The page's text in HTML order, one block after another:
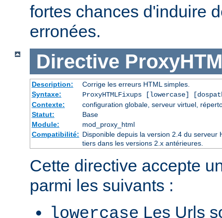
fortes chances d'induire
erronées.
Directive
Description:
Corrige les erreurs HTML simples.
Syntaxe:
ProxyHTMLFixups [lowercase]
Contexte:
configuration globale, serveur virtuel,
Statut:
Base
Module:
mod_proxy_html
Compatibilité: Disponible depuis la version 2.4 du serveur
tiers dans les versions 2.x antérieures.
Cette directive accepte
parmi les suivants :
lowercase Les Urls